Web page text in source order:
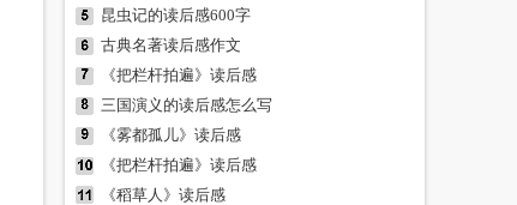
昆虫记的读后感600字
古典名著读后感作文
《把栏杆拍遍》读后感
三国演义的读后感怎么写
《雾都孤儿》读后感
《把栏杆拍遍》读后感
《稻草人》读后感